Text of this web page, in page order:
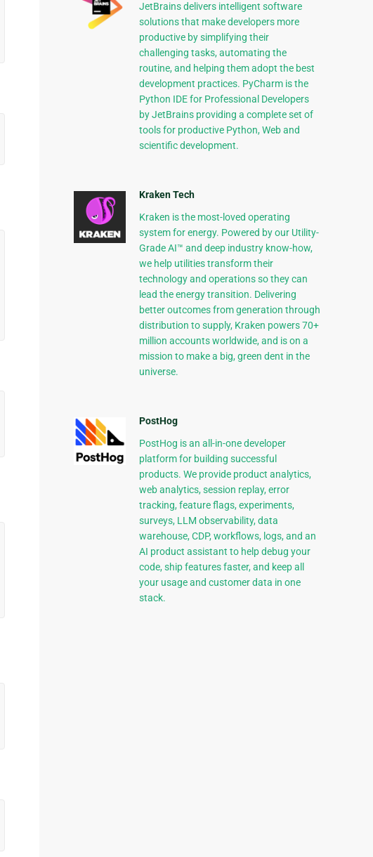
JetBrains delivers intelligent software
solutions that make developers more
productive by simplifying their
challenging tasks, automating the
routine, and helping them adopt the best
development practices. PyCharm is the
Python IDE for Professional Developers
by JetBrains providing a complete set of
tools for productive Python, Web and
scientific development.
Kraken Tech
Kraken is the most-loved operating
system for energy. Powered by our Utility-
Grade AI™ and deep industry know-how,
we help utilities transform their
technology and operations so they can
lead the energy transition. Delivering
better outcomes from generation through
distribution to supply, Kraken powers 70+
million accounts worldwide, and is on a
mission to make a big, green dent in the
universe.
PostHog
PostHog is an all-in-one developer
platform for building successful
products. We provide product analytics,
web analytics, session replay, error
tracking, feature flags, experiments,
surveys, LLM observability, data
warehouse, CDP, workflows, logs, and an
AI product assistant to help debug your
code, ship features faster, and keep all
your usage and customer data in one
stack.